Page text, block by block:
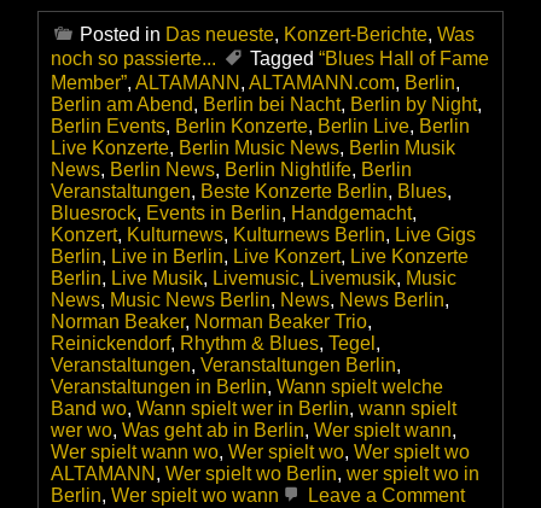
Posted in Das neueste, Konzert-Berichte, Was
noch so passierte...
Tagged “Blues Hall of Fame
Member”, ALTAMANN , ALTAMANN.com, Berlin,
Berlin am Abend, Berlin bei Nacht, Berlin by Night,
Berlin Events, Berlin Konzerte, Berlin Live, Berlin
Live Konzerte, Berlin Music News, Berlin Musik
News, Berlin News, Berlin Nightlife, Berlin
Veranstaltungen, Beste Konzerte Berlin, Blues,
Bluesrock, Events in Berlin, Handgemacht,
Konzert, Kulturnews, Kulturnews Berlin, Live Gigs
Berlin, Live in Berlin, Live Konzert, Live Konzerte
Berlin, Live Musik, Livemusic, Livemusik, Music
News, Music News Berlin, News, News Berlin,
Norman Beaker, Norman Beaker Trio,
Reinickendorf, Rhythm & Blues, Tegel ,
Veranstaltungen, Veranstaltungen Berlin,
Veranstaltungen in Berlin, Wann spielt welche
Band wo, Wann spielt wer in Berlin, wann spielt
wer wo, Was geht ab in Berlin, Wer spielt wann,
Wer spielt wann wo, Wer spielt wo, Wer spielt wo
ALTAMANN , Wer spielt wo Berlin, wer spielt wo in
Berlin, Wer spielt wo wann Leave a Commenton